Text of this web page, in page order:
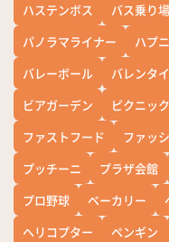
ハステンボス
バス乗り場
パノラマライナー
ハプ
バレーボール
バレンタ
ビアガーデン
ピクニック
ファストフード
ファッ
プッチーニ
プラザ会館
プロ野球
ベーカリー
ヘリコプター
ペンギン